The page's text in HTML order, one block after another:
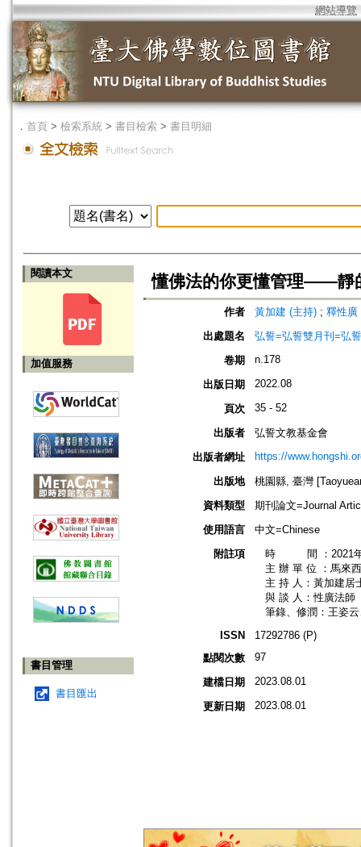
網站導覽
． 首頁 > 檢索系統 > 書目檢索 > 書目明細
閱讀本文
加值服務
書目管理
書目匯出
懂佛法的你更懂管理——靜
作者 黃加建 (主持) ; 釋性廣
出處題名
弘誓=弘誓雙月刊=弘
卷期
n.178
出版日期 2022.08
頁次 35 - 52
出版者
弘誓文教基金會
出版者網址
https://
出版地
桃園縣, 臺灣
資料類型
期刊論文=Journal
使用語言
中文=Chinese
附註項
時 間 ：2021年
主 辦 單 位 ：馬來
主 持 人：黃加建居
與 談 人：性廣法師
筆錄、修潤：王姿云
ISSN
17292786 (P)
點閱次數
97
建檔日期 2023.08.01
更新日期 2023.08.01